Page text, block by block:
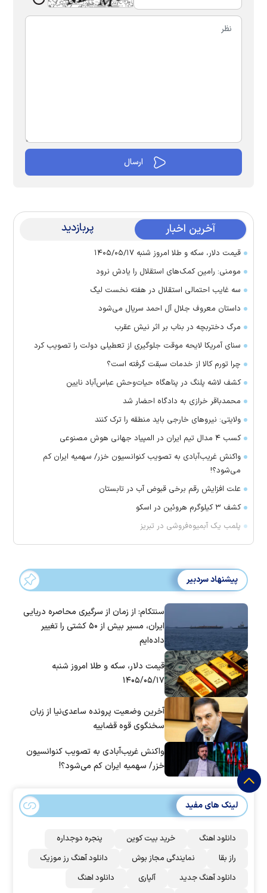
آخرین اخبار پربازدید
قیمت دلار، سکه و طلا امروز شنبه ۱۴۰۵/۰۵/۱۷
مومنی: رامین کمک‌های استقلال را یادش نرود
سه غایب احتمالی استقلال در هفته نخست لیگ
داستان معروف جلال آل احمد سریال می‌شود
مرگ دختربچه در بناب بر اثر نیش عقرب
سنای آمریکا لایحه موقت جلوگیری از تعطیلی دولت را تصویب کرد
چرا تورم کالا از خدمات سبقت گرفته است؟
کشف لاشه پلنگ در پناهگاه حیات‌وحش عباس‌آباد نایین
محمدباقر خرازی به دادگاه احضار شد
ولایتی: نیرو‌های خارجی باید منطقه را ترک کنند
کسب ۴ مدال تیم ایران در المپیاد جهانی هوش مصنوعی
واکنش غریب‌آبادی به تصویب کنوانسیون خزر/ سهمیه ایران کم
می‌شود؟!
علت افزایش رقم برخی قبوض آب در تابستان
کشف ۳ کیلوگرم هروئین در اسکو
پلمب یک آبمیوه‌فروشی در تبریز
پیشنهاد سردبیر
سنتکام: از زمان از سرگیری محاصره دریایی
ایران، مسیر بیش از ۵۰ کشتی را تغییر
داده‌ایم
قیمت دلار، سکه و طلا امروز شنبه
۱۴۰۵/۰۵/۱۷
آخرین وضعیت پرونده ساعدی‌نیا از زبان
سخنگوی قوه قضاییه
واکنش غریب‌آبادی به تصویب کنوانسیون
خزر/ سهمیه ایران کم می‌شود؟!
لینک های مفید
دانلود اهنگ خرید بیت کوین
پنجره دوجداره
راز بقا
نمایندگی مجاز بوش
دانلود آهنگ رز‌ موزیک
دانلود آهنگ جدید
آلپاری
دانلود اهنگ